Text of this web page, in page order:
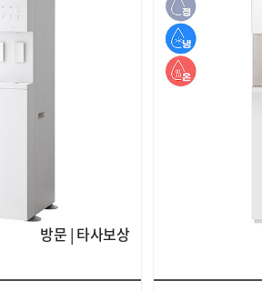
방문 | 타사보상